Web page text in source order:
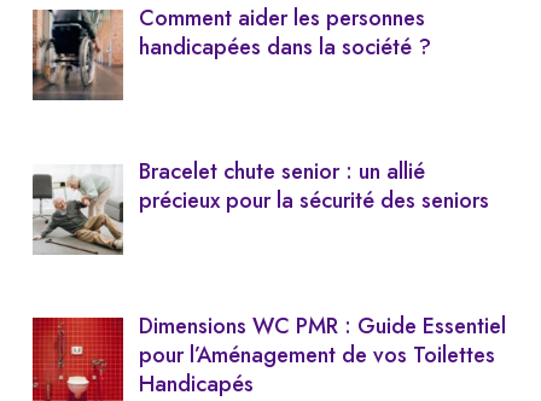
Comment aider les personnes
handicapées dans la société ?
Bracelet chute senior : un allié
précieux pour la sécurité des seniors
Dimensions WC PMR : Guide Essentiel
pour l’Aménagement de vos Toilettes
Handicapés